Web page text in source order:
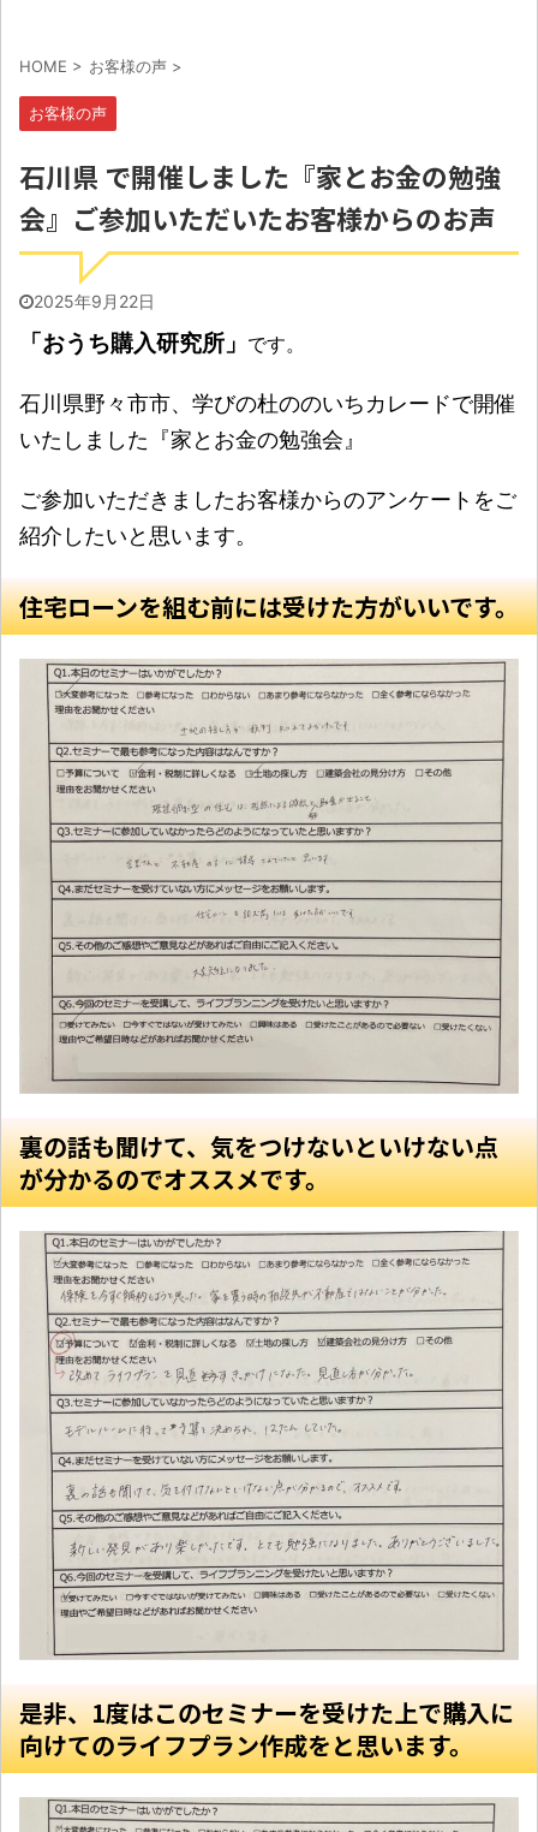
HOME > お客様の声 >
お客様の声
石川県 で開催しました『家とお金の勉強
会』ご参加いただいたお客様からのお声
2025年9月22日
「おうち購入研究所」 です。
石川県野々市市、学びの杜ののいちカレードで開催
いたしました『家とお金の勉強会』
ご参加いただきましたお客様からのアンケートをご
紹介したいと思います。
住宅ローンを組む前には受けた方がいいです。
裏の話も聞けて、気をつけないといけない点
が分かるのでオススメです。
是非、1度はこのセミナーを受けた上で購入に
向けてのライフプラン作成をと思います。